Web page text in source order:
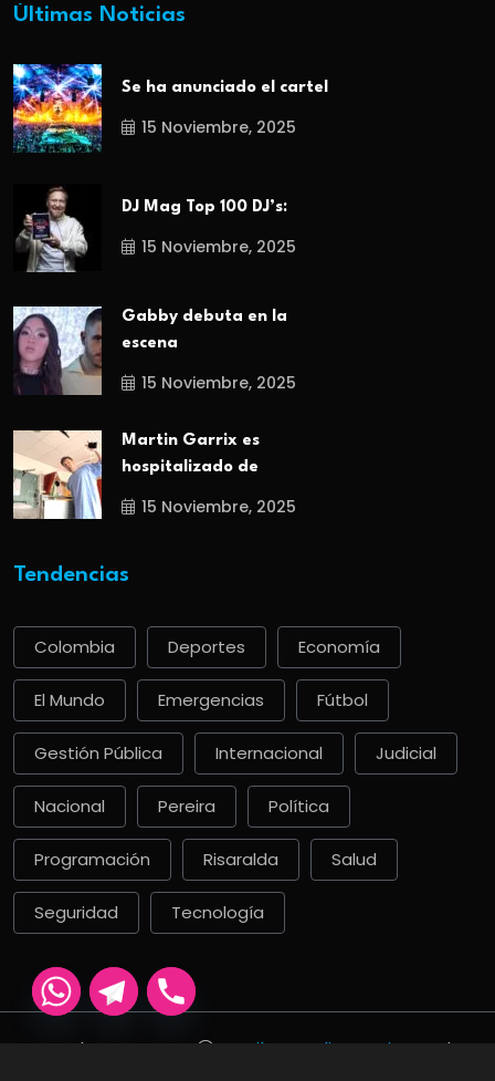
Últimas Noticias
Se ha anunciado el cartel
15 Noviembre, 2025
DJ Mag Top 100 DJ’s:
15 Noviembre, 2025
Gabby debuta en la
escena
15 Noviembre, 2025
Martin Garrix es
hospitalizado de
15 Noviembre, 2025
Tendencias
Colombia Deportes Economía
El Mundo Emergencias Fútbol
Gestión Pública Internacional Judicial
Nacional Pereira Política
Programación Risaralda Salud
Seguridad Tecnología
Derechos De Autor La Ciber Radio Pereira
. Todos